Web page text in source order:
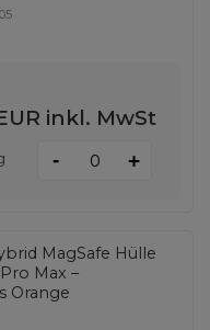
inkl. MwSt
- +
MagSafe Hülle
Max –
Orange